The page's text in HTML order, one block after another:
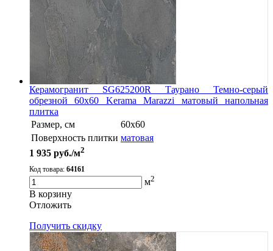
Керамогранит SG625200R Таурано Темно-серый
обрезной 60х60 Kerama Marazzi матовый напольная
плитка
Размер, см
60х60
Поверхность плитки матовая
1 935 руб./м2
Код товара: 64161
м2
В корзину
Oтложить
Получить скидку